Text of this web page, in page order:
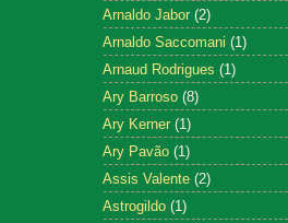
Arnaldo Jabor (2)
Arnaldo Saccomani (1)
Arnaud Rodrigues (1)
Ary Barroso (8)
Ary Kerner (1)
Ary Pavão (1)
Assis Valente (2)
Astrogildo (1)